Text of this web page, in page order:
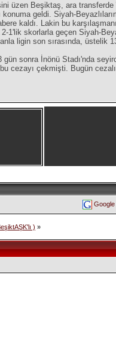
üzen Beşiktaş, ara
geldi. Siyah-
kaldı. Lakin bu
skorlarla geçen Siyah-
ligin son sırasında, üstelik
sonra İnönü Stadı'nda
cezayı çekmişti. Bugün
Google
) »